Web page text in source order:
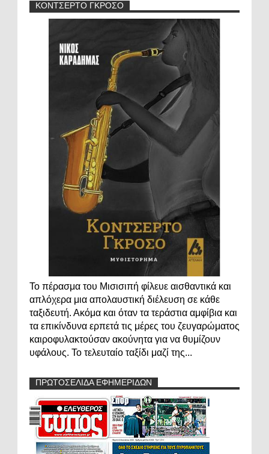
ΚΟΝΤΣΕΡΤΟ ΓΚΡΟΣΟ
Το πέρασμα του Μισισιπή φίλευε αισθαντικά και
απλόχερα μια απολαυστική διέλευση σε κάθε
ταξιδευτή. Ακόμα και όταν τα τεράστια αμφίβια και
τα επικίνδυνα ερπετά τις μέρες του ζευγαρώματος
καιροφυλακτούσαν ακούνητα για να θυμίζουν
υφάλους. Το τελευταίο ταξίδι μαζί της...
ΠΡΩΤΟΣΕΛΙΔΑ ΕΦΗΜΕΡΙΔΩΝ